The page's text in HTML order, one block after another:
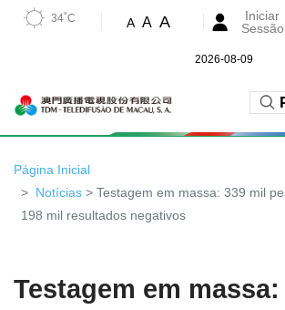
34˚C A A A
Iniciar
Sessão
2026-08-09
Página Inicial
Notícias > Testagem em massa: 339 mil
198 mil resultados negativos
Testagem em